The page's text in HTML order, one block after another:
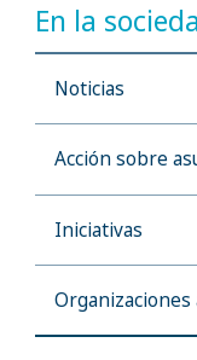
En la
Noticias
Acción sobre
Iniciativas
Organizaciones